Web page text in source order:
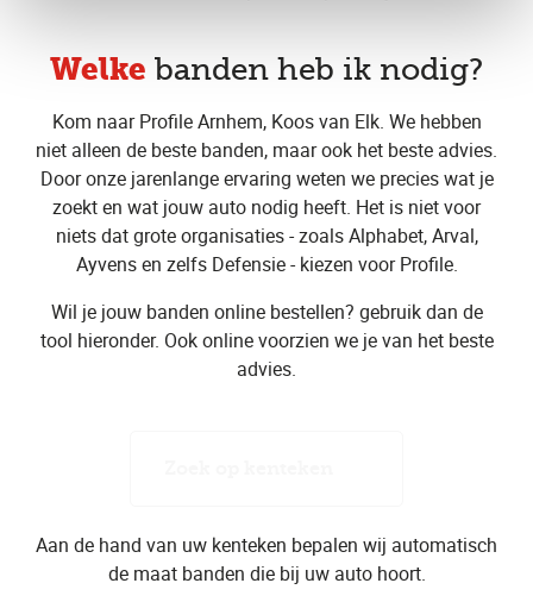
Welke banden heb ik nodig?
Kom naar Profile Arnhem, Koos van Elk. We hebben
niet alleen de beste banden, maar ook het beste advies.
Door onze jarenlange ervaring weten we precies wat je
zoekt en wat jouw auto nodig heeft. Het is niet voor
niets dat grote organisaties - zoals Alphabet, Arval,
Ayvens en zelfs Defensie - kiezen voor Profile.
Wil je jouw banden online bestellen? gebruik dan de
tool hieronder. Ook online voorzien we je van het beste
advies.
Aan de hand van uw kenteken bepalen wij automatisch
de maat banden die bij uw auto hoort.